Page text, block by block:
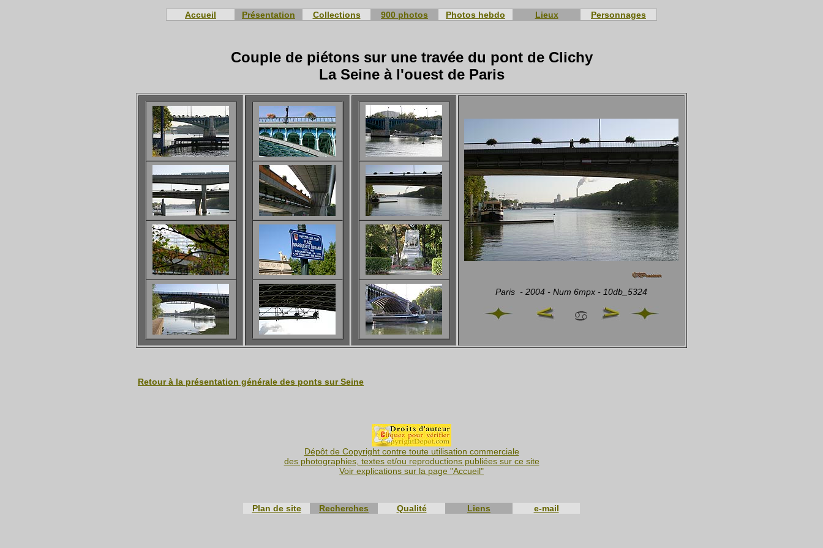
Accueil Présentation Collections 900 photos Photos hebdo Lieux Personnages
Couple de piétons sur une travée du pont de Clichy
La Seine à l'ouest de Paris
Paris - 2004 - Num 6mpx - 10db_5324
Retour à la présentation générale des ponts sur Seine
Dépôt de Copyright contre toute utilisation commerciale
des photographies, textes et/ou reproductions publiées sur ce site
Voir explications sur la page "Accueil"
Plan de site Recherches Qualité Liens e-mail